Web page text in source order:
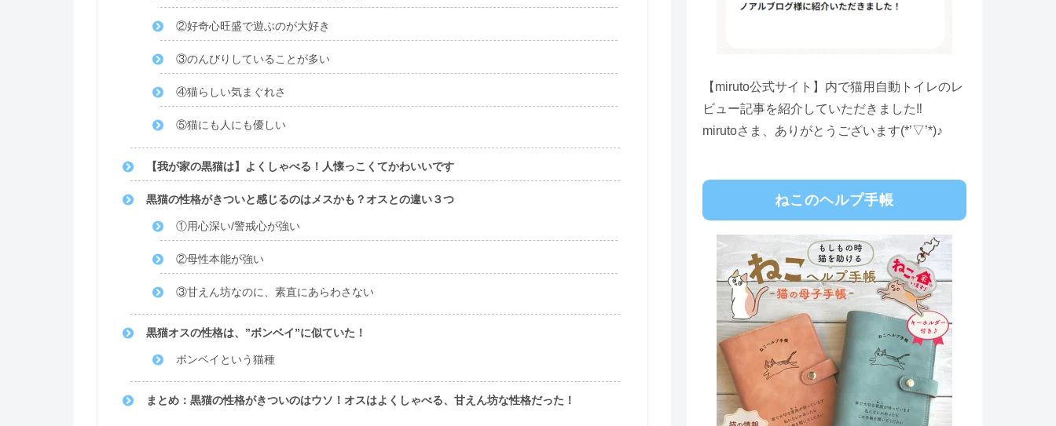
②好奇心旺盛で遊ぶのが大好き
③のんびりしていることが多い
④猫らしい気まぐれさ
⑤猫にも人にも優しい
【我が家の黒猫は】よくしゃべる！人懐っこくてかわいいです
黒猫の性格がきついと感じるのはメスかも？オスとの違い３つ
①用心深い/警戒心が強い
②母性本能が強い
③甘えん坊なのに、素直にあらわさない
黒猫オスの性格は、”ボンベイ”に似ていた！
ボンベイという猫種
まとめ：黒猫の性格がきついのはウソ！オスはよくしゃべる、甘えん坊な性格だった！
【miruto公式サイト】内で猫用自動トイレのレ
ビュー記事を紹介していただきました‼
mirutoさま、ありがとうございます(*’▽’*)♪
ねこのヘルプ手帳